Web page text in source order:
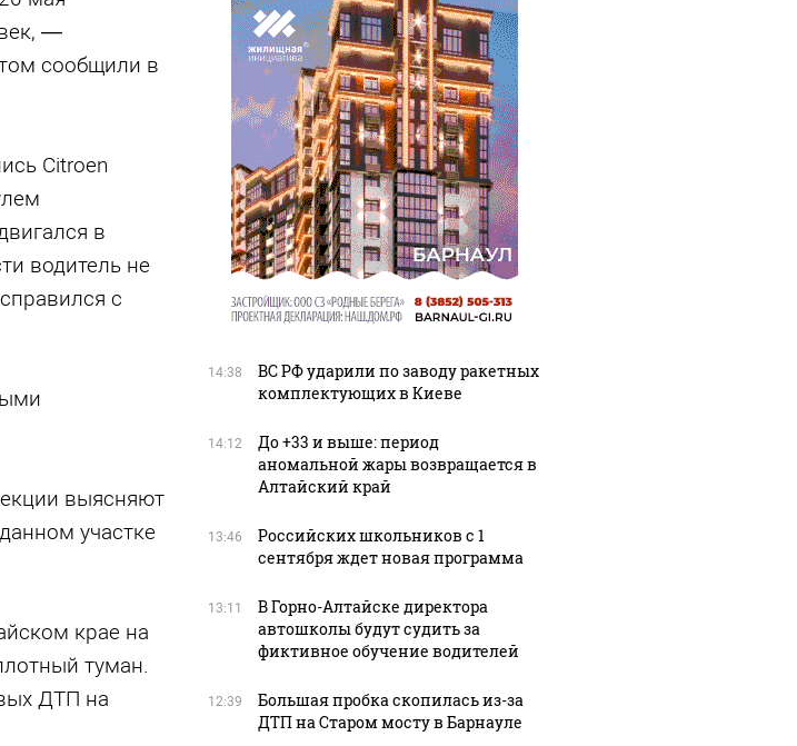
—
сообщили в
Citroen
в
водитель не
с
выясняют
участке
крае на
туман.
ДТП на
14:38
ВС РФ ударили по заводу ракетных
комплектующих в Киеве
14:12
До +33 и выше: период
аномальной жары возвращается в
Алтайский край
13:46
Российских школьников с 1
сентября ждет новая программа
13:11
В Горно-Алтайске директора
автошколы будут судить за
фиктивное обучение водителей
12:39
Большая пробка скопилась из-за
ДТП на Старом мосту в Барнауле